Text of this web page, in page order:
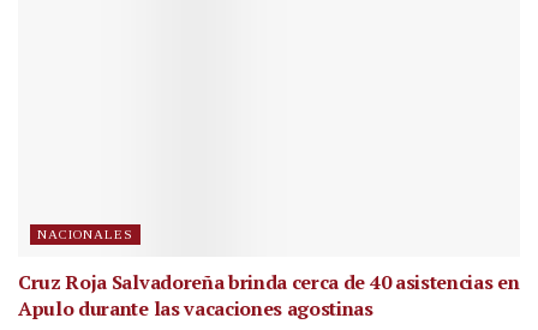
NACIONALES
Cruz Roja Salvadoreña brinda cerca de 40 asistencias en
Apulo durante las vacaciones agostinas